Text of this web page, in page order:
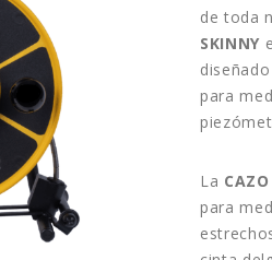
de toda
SKINNY
para
La
para